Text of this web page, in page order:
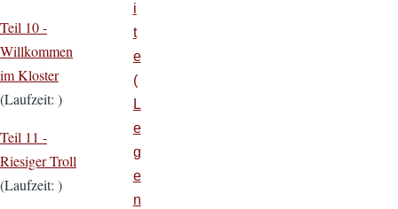
Teil 10 -
Willkommen
im Kloster
(Laufzeit: )
Teil 11 -
Riesiger Troll
(Laufzeit: )
i
t
e
(
L
e
g
e
n